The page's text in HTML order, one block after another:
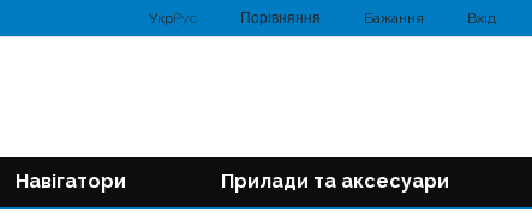
УкрРус Порівняння Бажання Вхід
Навігатори Прилади та аксесуари